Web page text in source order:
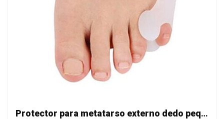
Protector para metatarso externo dedo pequeño